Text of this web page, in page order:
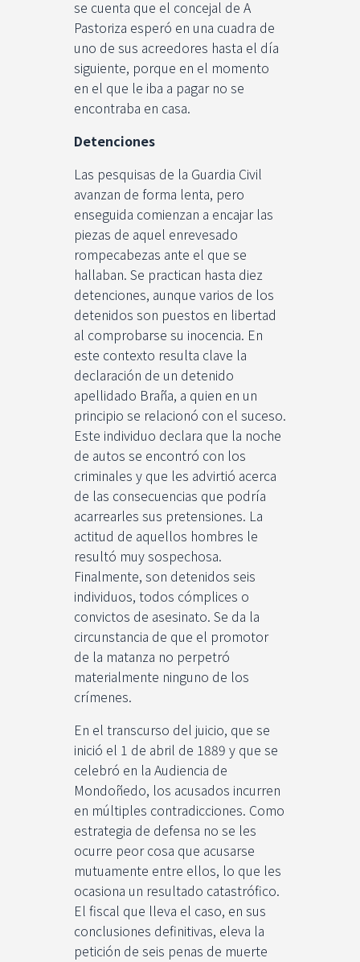
se cuenta que el concejal de A
Pastoriza esperó en una cuadra de
uno de sus acreedores hasta el día
siguiente, porque en el momento
en el que le iba a pagar no se
encontraba en casa.
Detenciones
Las pesquisas de la Guardia Civil
avanzan de forma lenta, pero
enseguida comienzan a encajar las
piezas de aquel enrevesado
rompecabezas ante el que se
hallaban. Se practican hasta diez
detenciones, aunque varios de los
detenidos son puestos en libertad
al comprobarse su inocencia. En
este contexto resulta clave la
declaración de un detenido
apellidado Braña, a quien en un
principio se relacionó con el suceso.
Este individuo declara que la noche
de autos se encontró con los
criminales y que les advirtió acerca
de las consecuencias que podría
acarrearles sus pretensiones. La
actitud de aquellos hombres le
resultó muy sospechosa.
Finalmente, son detenidos seis
individuos, todos cómplices o
convictos de asesinato. Se da la
circunstancia de que el promotor
de la matanza no perpetró
materialmente ninguno de los
crímenes.
En el transcurso del juicio, que se
inició el 1 de abril de 1889 y que se
celebró en la Audiencia de
Mondoñedo, los acusados incurren
en múltiples contradicciones. Como
estrategia de defensa no se les
ocurre peor cosa que acusarse
mutuamente entre ellos, lo que les
ocasiona un resultado catastrófico.
El fiscal que lleva el caso, en sus
conclusiones definitivas, eleva la
petición de seis penas de muerte